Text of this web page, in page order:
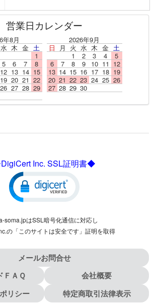
営業日カレンダー
年8月
水 木 金 土
1
5 6 7
8
12 13 14 15
19 20 21 22
26 27 28 29
2026年9月
日
月 火 水 木 金 土
1
2 3 4
5
6
7 8 9 10 11 12
13 14 15 16 17 18 19
20 21 22 23 24 25 26
27 28 29 30
Inc. SSL証明書◆
soma.jpはSSL暗号化通信に対応し
の「このサイトは安全です」証明を取得
メールお問合せ
ＦＡＱ
会社概要
リシー
特定商取引法律表示